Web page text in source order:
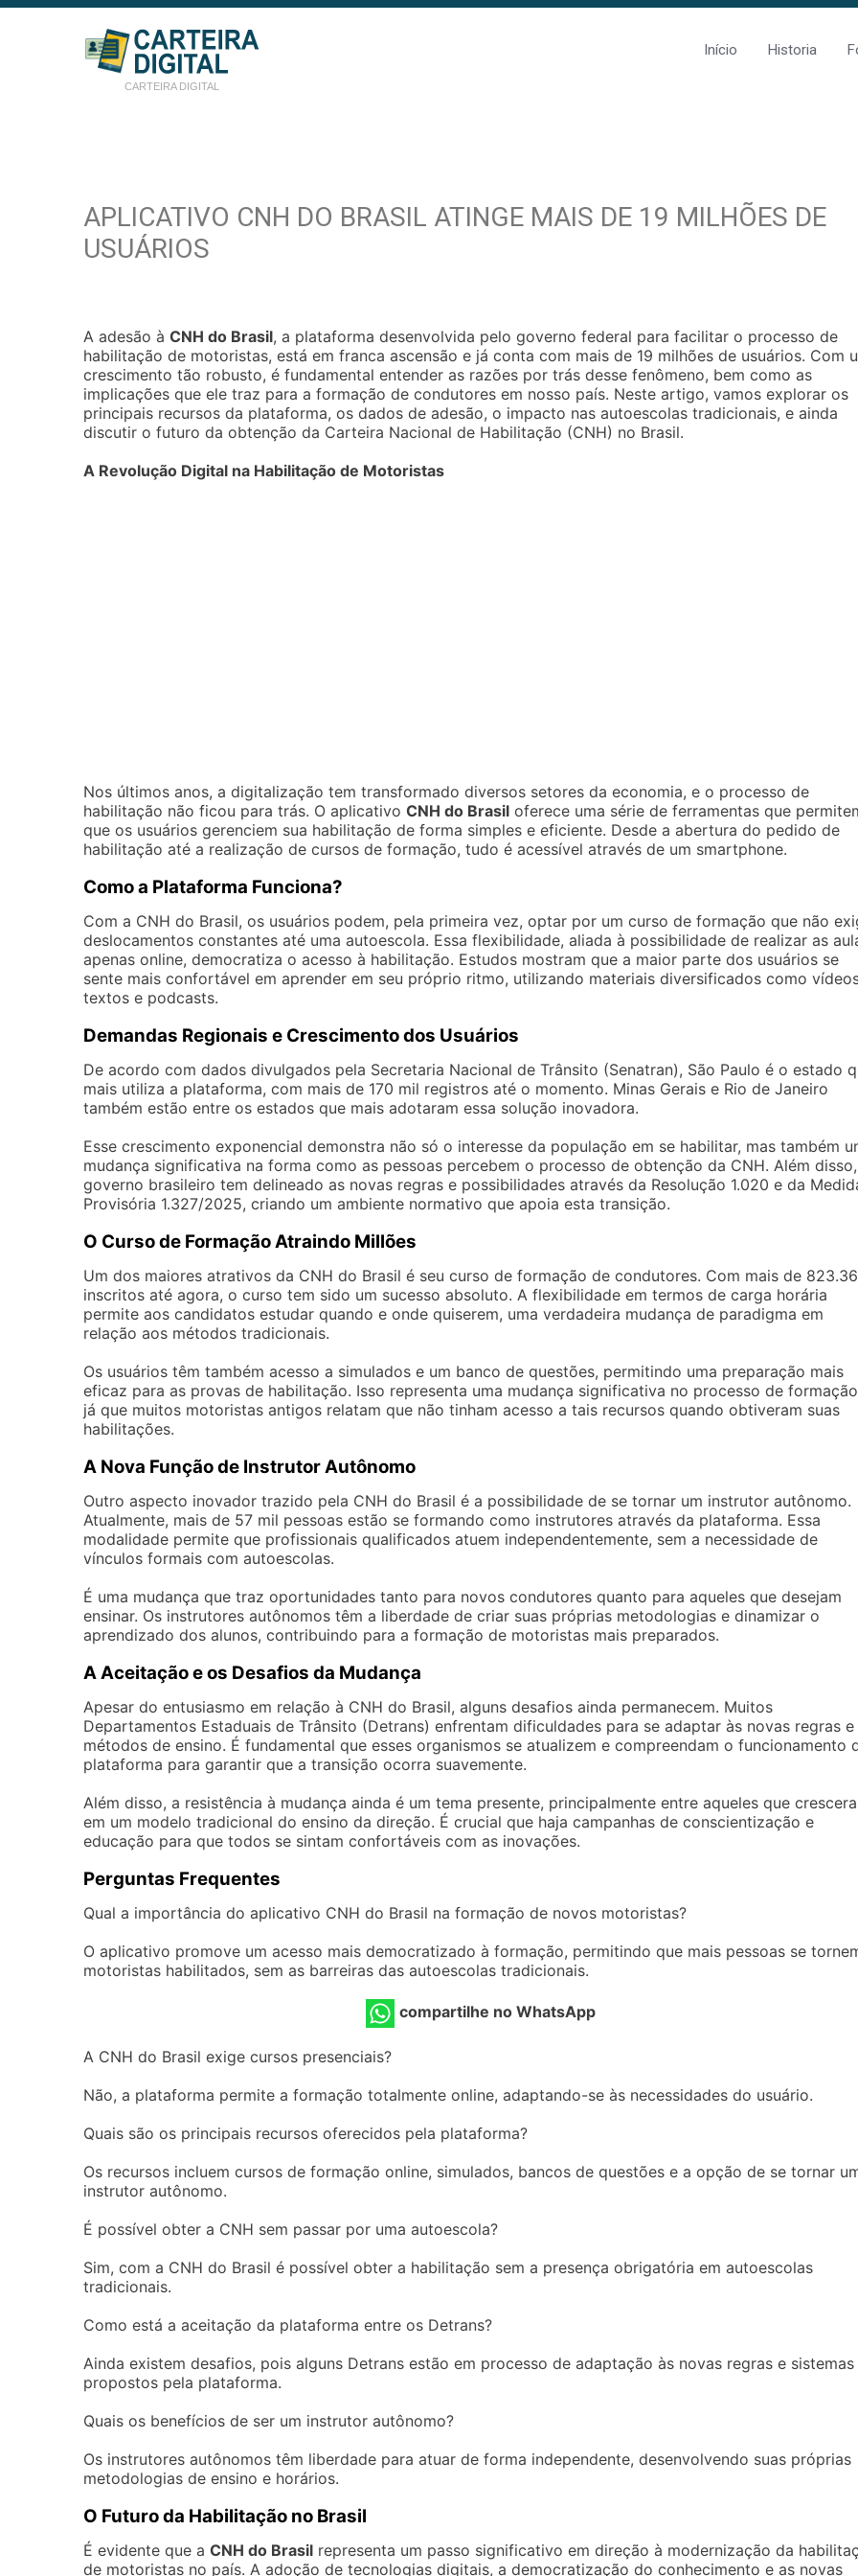
CARTEIRA DIGITAL
Início Historia
APLICATIVO CNH DO BRASIL ATINGE MAIS DE 19 MILHÕES DE
USUÁRIOS
A adesão à CNH do Brasil, a plataforma desenvolvida pelo governo federal para facilitar o processo de
habilitação de motoristas, está em franca ascensão e já conta com mais de 19 milhões de usuários. Com
crescimento tão robusto, é fundamental entender as razões por trás desse fenômeno, bem como as
implicações que ele traz para a formação de condutores em nosso país. Neste artigo, vamos explorar os
principais recursos da plataforma, os dados de adesão, o impacto nas autoescolas tradicionais, e ainda
discutir o futuro da obtenção da Carteira Nacional de Habilitação (CNH) no Brasil.
A Revolução Digital na Habilitação de Motoristas
Nos últimos anos, a digitalização tem transformado diversos setores da economia, e o processo de
habilitação não ficou para trás. O aplicativo CNH do Brasil oferece uma série de ferramentas que
que os usuários gerenciem sua habilitação de forma simples e eficiente. Desde a abertura do pedido de
habilitação até a realização de cursos de formação, tudo é acessível através de um smartphone.
Como a Plataforma Funciona?
Com a CNH do Brasil, os usuários podem, pela primeira vez, optar por um curso de formação que não
deslocamentos constantes até uma autoescola. Essa flexibilidade, aliada à possibilidade de realizar as
apenas online, democratiza o acesso à habilitação. Estudos mostram que a maior parte dos usuários se
sente mais confortável em aprender em seu próprio ritmo, utilizando materiais diversificados como
textos e podcasts.
Demandas Regionais e Crescimento dos Usuários
De acordo com dados divulgados pela Secretaria Nacional de Trânsito (Senatran), São Paulo é o estado
mais utiliza a plataforma, com mais de 170 mil registros até o momento. Minas Gerais e Rio de Janeiro
também estão entre os estados que mais adotaram essa solução inovadora.
Esse crescimento exponencial demonstra não só o interesse da população em se habilitar, mas também
mudança significativa na forma como as pessoas percebem o processo de obtenção da CNH. Além
governo brasileiro tem delineado as novas regras e possibilidades através da Resolução 1.020 e da
Provisória 1.327/2025, criando um ambiente normativo que apoia esta transição.
O Curso de Formação Atraindo Millões
Um dos maiores atrativos da CNH do Brasil é seu curso de formação de condutores. Com mais de
inscritos até agora, o curso tem sido um sucesso absoluto. A flexibilidade em termos de carga horária
permite aos candidatos estudar quando e onde quiserem, uma verdadeira mudança de paradigma em
relação aos métodos tradicionais.
Os usuários têm também acesso a simulados e um banco de questões, permitindo uma preparação mais
eficaz para as provas de habilitação. Isso representa uma mudança significativa no processo de
já que muitos motoristas antigos relatam que não tinham acesso a tais recursos quando obtiveram suas
habilitações.
A Nova Função de Instrutor Autônomo
Outro aspecto inovador trazido pela CNH do Brasil é a possibilidade de se tornar um instrutor autônomo.
Atualmente, mais de 57 mil pessoas estão se formando como instrutores através da plataforma. Essa
modalidade permite que profissionais qualificados atuem independentemente, sem a necessidade de
vínculos formais com autoescolas.
É uma mudança que traz oportunidades tanto para novos condutores quanto para aqueles que desejam
ensinar. Os instrutores autônomos têm a liberdade de criar suas próprias metodologias e dinamizar o
aprendizado dos alunos, contribuindo para a formação de motoristas mais preparados.
A Aceitação e os Desafios da Mudança
Apesar do entusiasmo em relação à CNH do Brasil, alguns desafios ainda permanecem. Muitos
Departamentos Estaduais de Trânsito (Detrans) enfrentam dificuldades para se adaptar às novas regras e
métodos de ensino. É fundamental que esses organismos se atualizem e compreendam o funcionamento
plataforma para garantir que a transição ocorra suavemente.
Além disso, a resistência à mudança ainda é um tema presente, principalmente entre aqueles que
em um modelo tradicional do ensino da direção. É crucial que haja campanhas de conscientização e
educação para que todos se sintam confortáveis com as inovações.
Perguntas Frequentes
Qual a importância do aplicativo CNH do Brasil na formação de novos motoristas?
O aplicativo promove um acesso mais democratizado à formação, permitindo que mais pessoas se
motoristas habilitados, sem as barreiras das autoescolas tradicionais.
compartilhe no WhatsApp
A CNH do Brasil exige cursos presenciais?
Não, a plataforma permite a formação totalmente online, adaptando-se às necessidades do usuário.
Quais são os principais recursos oferecidos pela plataforma?
Os recursos incluem cursos de formação online, simulados, bancos de questões e a opção de se tornar
instrutor autônomo.
É possível obter a CNH sem passar por uma autoescola?
Sim, com a CNH do Brasil é possível obter a habilitação sem a presença obrigatória em autoescolas
tradicionais.
Como está a aceitação da plataforma entre os Detrans?
Ainda existem desafios, pois alguns Detrans estão em processo de adaptação às novas regras e sistemas
propostos pela plataforma.
Quais os benefícios de ser um instrutor autônomo?
Os instrutores autônomos têm liberdade para atuar de forma independente, desenvolvendo suas próprias
metodologias de ensino e horários.
O Futuro da Habilitação no Brasil
É evidente que a CNH do Brasil representa um passo significativo em direção à modernização da
de motoristas no país. A adoção de tecnologias digitais, a democratização do conhecimento e as novas